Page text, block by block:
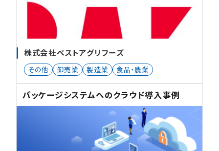
株式会社ベストアグリフーズ
その他 卸売業 製造業 食品・農業
パッケージシステムへのクラウド導入事例